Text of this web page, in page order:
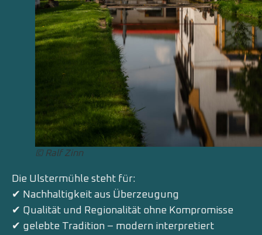
© Ralf Zinn
Die Ulstermühle steht für:
✔ Nachhaltigkeit aus Überzeugung
✔ Qualität und Regionalität ohne Kompromisse
✔ gelebte Tradition – modern interpretiert